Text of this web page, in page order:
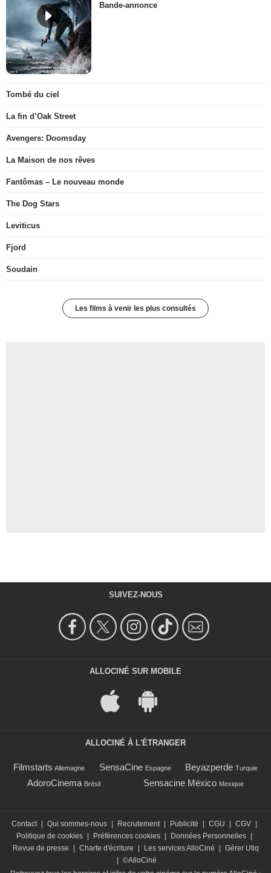
Bande-annonce
Tombé du ciel
La fin d’Oak Street
Avengers: Doomsday
La Maison de nos rêves
Fantômas – Le nouveau monde
The Dog Stars
Leviticus
Fjord
Soudain
Les films à venir les plus consultés
SUIVEZ-NOUS
ALLOCINÉ SUR MOBILE
ALLOCINÉ À L'ÉTRANGER
Filmstarts Allemagne SensaCine Espagne Beyazperde Turquie
AdoroCinema Brésil Sensacine México Mexique
Contact Qui sommes-nous Recrutement Publicité CGU CGV
Politique de cookies
Préférences cookies Données Personnelles
Revue de presse
Charte d'écriture Les services AlloCiné
Gérer Utiq
©AlloCiné